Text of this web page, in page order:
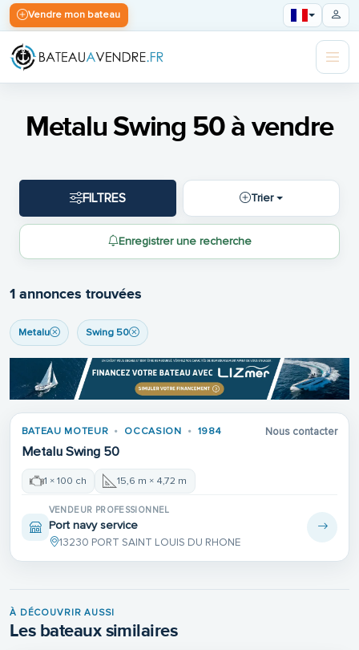
Vendre mon bateau
Metalu Swing 50 à vendre
FILTRES Trier
Enregistrer une recherche
1 annonces trouvées
Metalu Swing 50
BATEAU MOTEUR OCCASION 1984
Metalu Swing 50
Nous contacter
1 × 100 ch 15,6 m × 4,72 m
VENDEUR PROFESSIONNEL
Port navy service
13230 PORT SAINT LOUIS DU RHONE
À DÉCOUVRIR AUSSI
Les bateaux similaires